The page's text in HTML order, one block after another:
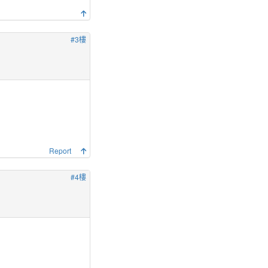
#3樓
Report
#4樓